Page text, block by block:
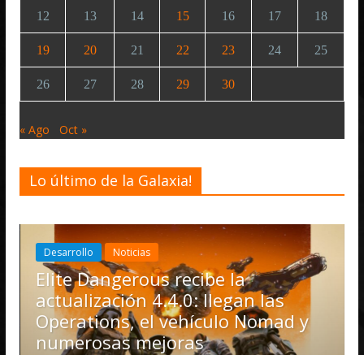
12 13 14 15 16 17 18
19 20 21 22 23 24 25
26 27 28 29 30
« Ago Oct »
Lo último de la Galaxia!
Desarrollo Noticias
Elite Dangerous recibe la
actualización 4.4.0: llegan las
Operations, el vehículo Nomad y
numerosas mejoras